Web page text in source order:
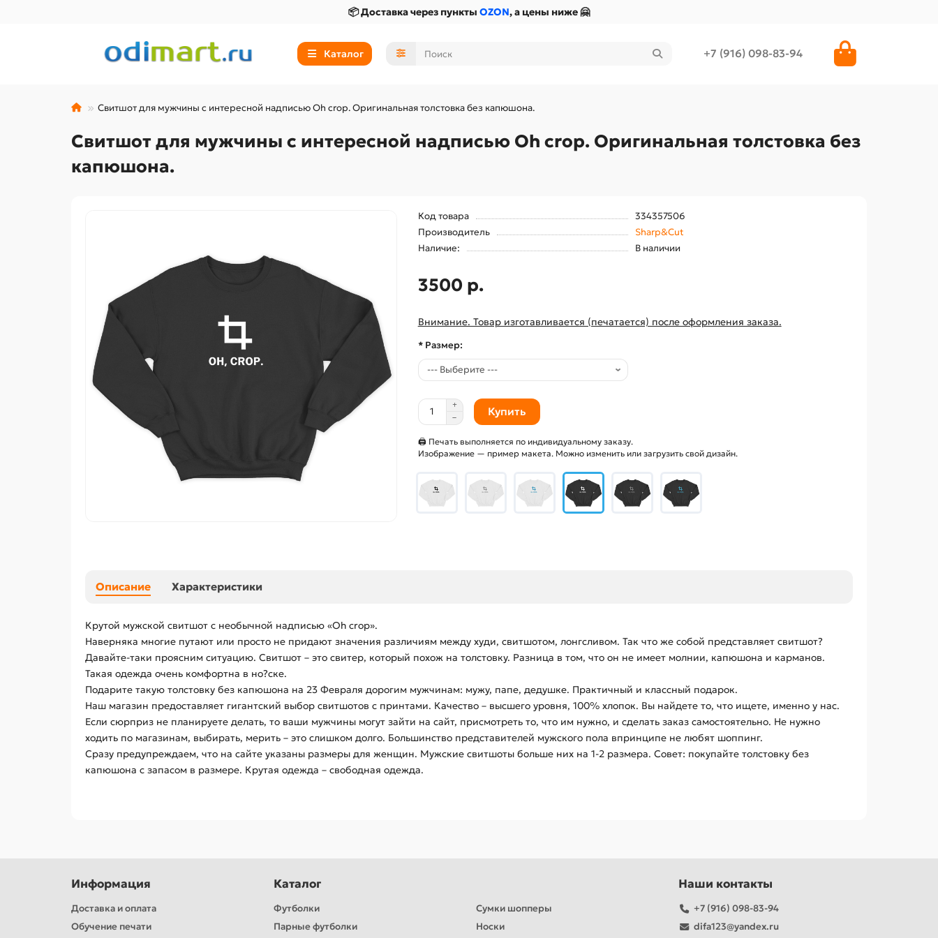
📦 Доставка через пункты OZON, а цены ниже 🤗
Каталог +7 (916) 098-83-94
Свитшот для мужчины с интересной надписью Oh crop. Оригинальная толстовка без капюшона.
Свитшот для мужчины с интересной надписью Oh crop. Оригинальная толстовка без
капюшона.
Код товара
334357506
Производитель
Sharp&Cut
Наличие:
В наличии
3500 р.
Внимание. Товар изготавливается (печатается) после оформления заказа.
* Размер:
Купить
🖨 Печать выполняется по индивидуальному заказу.
Изображение — пример макета. Можно изменить или загрузить свой дизайн.
Описание Характеристики
Крутой мужской свитшот с необычной надписью «Oh crop».
Наверняка многие путают или просто не придают значения различиям между худи, свитшотом, лонгсливом. Так что же собой представляет свитшот?
Давайте-таки проясним ситуацию. Свитшот – это свитер, который похож на толстовку. Разница в том, что он не имеет молнии, капюшона и карманов.
Такая одежда очень комфортна в но?ске.
Подарите такую толстовку без капюшона на 23 Февраля дорогим мужчинам: мужу, папе, дедушке. Практичный и классный подарок.
Наш магазин предоставляет гигантский выбор свитшотов с принтами. Качество – высшего уровня, 100% хлопок. Вы найдете то, что ищете, именно у нас.
Если сюрприз не планируете делать, то ваши мужчины могут зайти на сайт, присмотреть то, что им нужно, и сделать заказ самостоятельно. Не нужно
ходить по магазинам, выбирать, мерить – это слишком долго. Большинство представителей мужского пола впринципе не любят шоппинг.
Сразу предупреждаем, что на сайте указаны размеры для женщин. Мужские свитшоты больше них на 1-2 размера. Совет: покупайте толстовку без
капюшона с запасом в размере. Крутая одежда – свободная одежда.
Информация
Доставка и оплата
Обучение печати
Каталог
Футболки
Парные футболки
Сумки шопперы
Носки
Наши контакты
+7 (916) 098-83-94
difa123@yandex.ru